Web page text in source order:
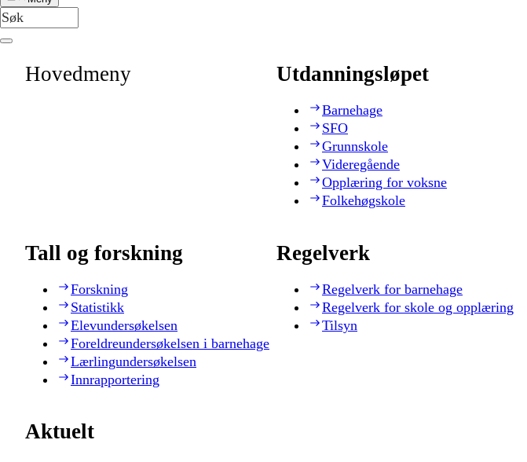
Hovedmeny Utdanningsløpet
Barnehage
SFO
Grunnskole
Videregående
Opplæring for voksne
Folkehøgskole
Tall og forskning
Forskning
Statistikk
Elevundersøkelsen
Foreldreundersøkelsen i barnehage
Lærlingundersøkelsen
Innrapportering
Regelverk
Regelverk for barnehage
Regelverk for skole og opplæring
Tilsyn
Aktuelt